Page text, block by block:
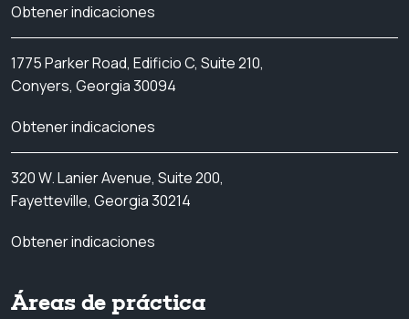
Obtener indicaciones
1775 Parker Road, Edificio C, Suite 210,
Conyers, Georgia 30094
Obtener indicaciones
320 W. Lanier Avenue, Suite 200,
Fayetteville, Georgia 30214
Obtener indicaciones
Áreas de práctica